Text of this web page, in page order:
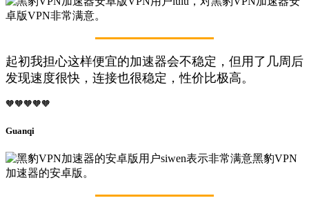
起初我担心这样便宜的加速器会不稳定，但用了几周后
发现速度很快，连接也很稳定，性价比极高。
🧡🧡🧡🧡🧡
Guanqi